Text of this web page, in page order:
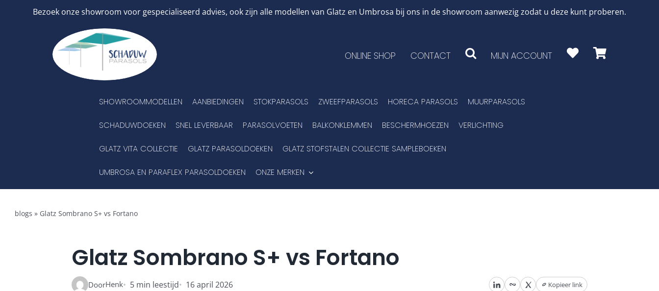
Bezoek onze showroom voor gespecialiseerd advies, ook zijn alle modellen van Glatz en Umbrosa bij ons in de showroom aanwezig zodat u deze kunt proberen.
ONLINE SHOP CONTACT MIJN ACCOUNT
SHOWROOMMODELLEN AANBIEDINGEN STOKPARASOLS ZWEEFPARASOLS HORECA PARASOLS MUURPARASOLS
SCHADUWDOEKEN SNEL LEVERBAAR PARASOLVOETEN BALKONKLEMMEN BESCHERMHOEZEN VERLICHTING
GLATZ VITA COLLECTIE GLATZ PARASOLDOEKEN GLATZ STOFSTALEN COLLECTIE SAMPLEBOEKEN
UMBROSA EN PARAFLEX PARASOLDOEKEN ONZE MERKEN
blogs » Glatz Sombrano S+ vs Fortano
Glatz Sombrano S+ vs Fortano
DoorHenk 5 min leestijd 16 april 2026 Kopieer link